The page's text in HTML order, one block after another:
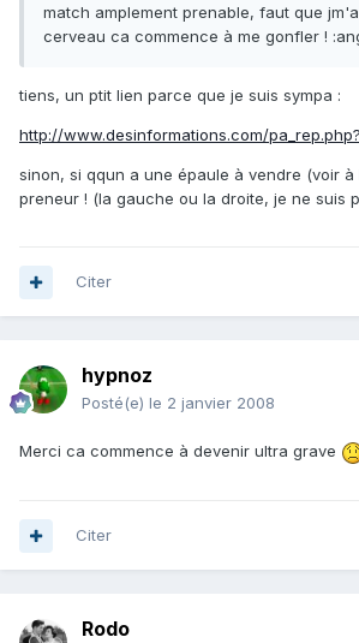
match amplement prenable, faut que
cerveau ca commence à me gonfler !
tiens, un ptit lien parce que je suis sympa :
http://www.desinformations.com/
sinon, si qqun a une épaule à vendre (voir à
preneur ! (la gauche ou la droite, je ne suis
Citer
hypnoz
Posté(e) le 2 janvier 2008
Merci ca commence à devenir ultra grave
Citer
Rodo